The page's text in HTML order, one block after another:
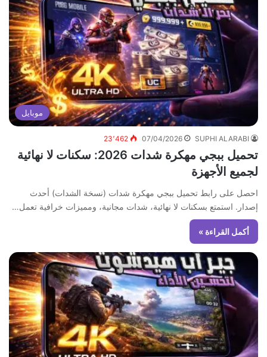
موبايل
SUPHI ALARABI
07/04/2026 23٬462
تحميل ببجي مهكرة شدات 2026: سكنات لا نهائية
لجميع الأجهزة
احصل على رابط تحميل ببجي مهكرة شدات (نسخة الشدات) أحدث
إصدار. استمتع بسكنات لا نهائية، شدات مجانية، ومميزات خرافية تعمل…
أكمل القراءة »